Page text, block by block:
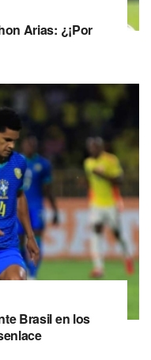
Arias: ¿¡Por
Brasil en los